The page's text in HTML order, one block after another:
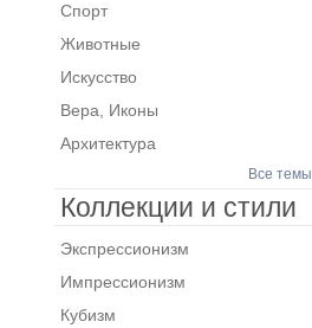
Спорт
Животные
Искусство
Вера, Иконы
Архитектура
Все темы
Коллекции и стили
Экспрессионизм
Импрессионизм
Кубизм